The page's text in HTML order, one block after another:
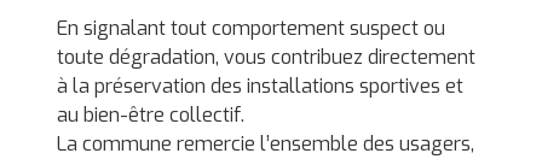
En signalant tout comportement suspect ou
toute dégradation, vous contribuez directement
à la préservation des installations sportives et
au bien-être collectif.
La commune remercie l’ensemble des usagers,